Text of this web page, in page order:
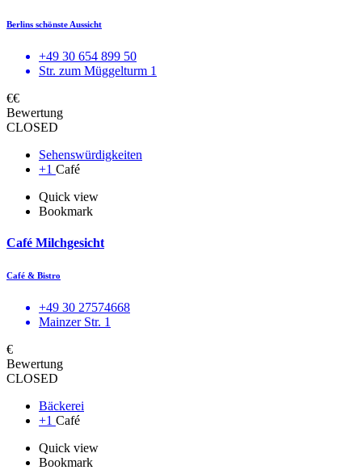
Berlins schönste Aussicht
+49 30 654 899 50
Str. zum Müggelturm 1
€€
Bewertung
CLOSED
Sehenswürdigkeiten
+1 Café
Quick view
Bookmark
Café Milchgesicht
Café & Bistro
+49 30 27574668
Mainzer Str. 1
€
Bewertung
CLOSED
Bäckerei
+1 Café
Quick view
Bookmark